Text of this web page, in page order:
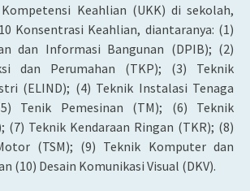
Keahlian (UKK) di sekolah,
Konsentrasi Keahlian, diantaranya: (1)
dan Informasi Bangunan (DPIB); (2)
dan Perumahan (TKP); (3) Teknik
(ELIND); (4) Teknik Instalasi Tenaga
Tenik Pemesinan (TM); (6) Teknik
(7) Teknik Kendaraan Ringan (TKR); (8)
(TSM); (9) Teknik Komputer dan
(10) Desain Komunikasi Visual (DKV).